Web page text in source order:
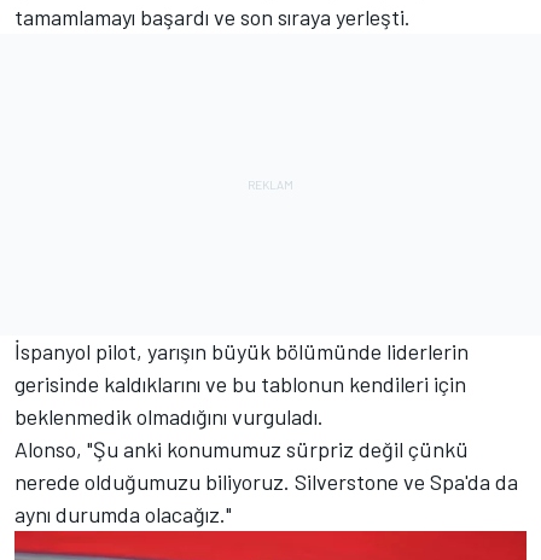
tamamlamayı başardı ve son sıraya yerleşti.
İspanyol pilot, yarışın büyük bölümünde liderlerin
gerisinde kaldıklarını ve bu tablonun kendileri için
beklenmedik olmadığını vurguladı.
Alonso, "Şu anki konumumuz sürpriz değil çünkü
nerede olduğumuzu biliyoruz. Silverstone ve Spa'da da
aynı durumda olacağız."